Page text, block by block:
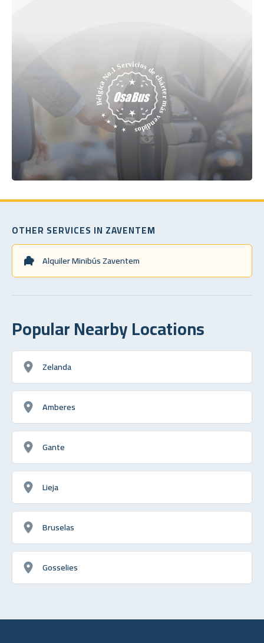
OTHER SERVICES IN ZAVENTEM
Alquiler Minibús Zaventem
Popular Nearby Locations
Zelanda
Amberes
Gante
Lieja
Bruselas
Gosselies